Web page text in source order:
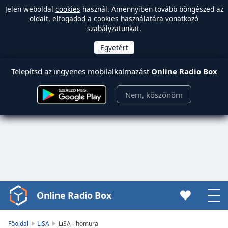
Jelen weboldal cookies használ. Amennyiben tovább böngészed az
oldalt, elfogadod a cookies használatára vonatkozó
szabályzatunkat.
Telepítsd az ingyenes mobilalkalmazást Online Radio Box
Nem, köszönöm
Video
Player
Online Radio Box
Főoldal LiSA LiSA - homura